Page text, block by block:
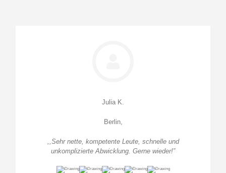
Julia K.
Berlin,
,,Sehr nette, kompetente Leute, schnelle und
unkomplizierte Abwicklung. Gerne wieder!”